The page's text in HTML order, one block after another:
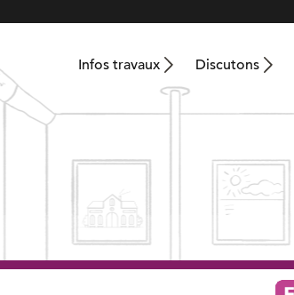
Infos travaux Discutons